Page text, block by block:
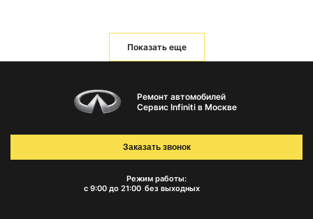
Показать еще
Ремонт автомобилей
Сервис Infiniti в Москве
Режим работы:
с 9:00 до 21:00 без выходных
Заказать звонок